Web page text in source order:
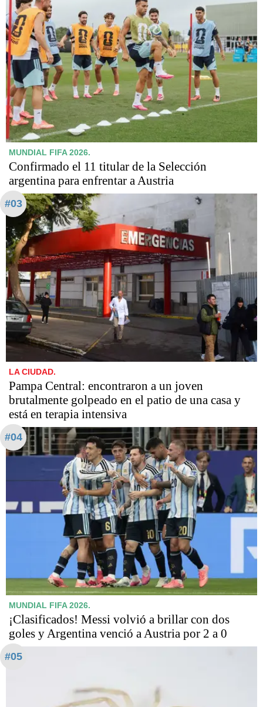
MUNDIAL FIFA 2026.
Confirmado el 11 titular de la Selección
argentina para enfrentar a Austria
#03
LA CIUDAD.
Pampa Central: encontraron a un joven
brutalmente golpeado en el patio de una casa y
está en terapia intensiva
#04
MUNDIAL FIFA 2026.
¡Clasificados! Messi volvió a brillar con dos
goles y Argentina venció a Austria por 2 a 0
#05